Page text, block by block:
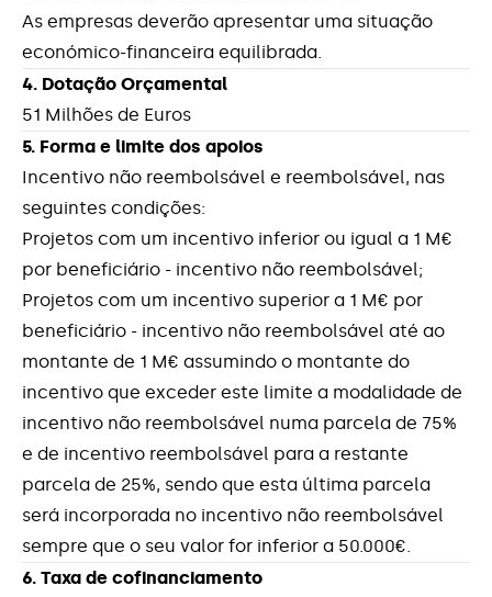
Medidas de Apoio às PME – Programa
ADAPTAR
Medidas Excecionais de Apoio às Empresas -
Impacto do COVID-19
Portugal 2020
Programa de Apoio à Produção Nacional
Projectos de I&DT Individuais
Projetos de I&D em Co-Promoção
Reabilitação Urbana
Si2E (Portugal2020)
As empresas deverão apresentar uma situação
económico-financeira equilibrada.
4. Dotação Orçamental
51 Milhões de Euros
5. Forma e limite dos apoios
Incentivo não reembolsável e reembolsável, nas
seguintes condições:
Projetos com um incentivo inferior ou igual a 1 M€
por beneficiário - incentivo não reembolsável;
Projetos com um incentivo superior a 1 M€ por
beneficiário - incentivo não reembolsável até ao
montante de 1 M€ assumindo o montante do
incentivo que exceder este limite a modalidade de
incentivo não reembolsável numa parcela de 75%
e de incentivo reembolsável para a restante
parcela de 25%, sendo que esta última parcela
será incorporada no incentivo não reembolsável
sempre que o seu valor for inferior a 50.000€.
6. Taxa de cofinanciamento